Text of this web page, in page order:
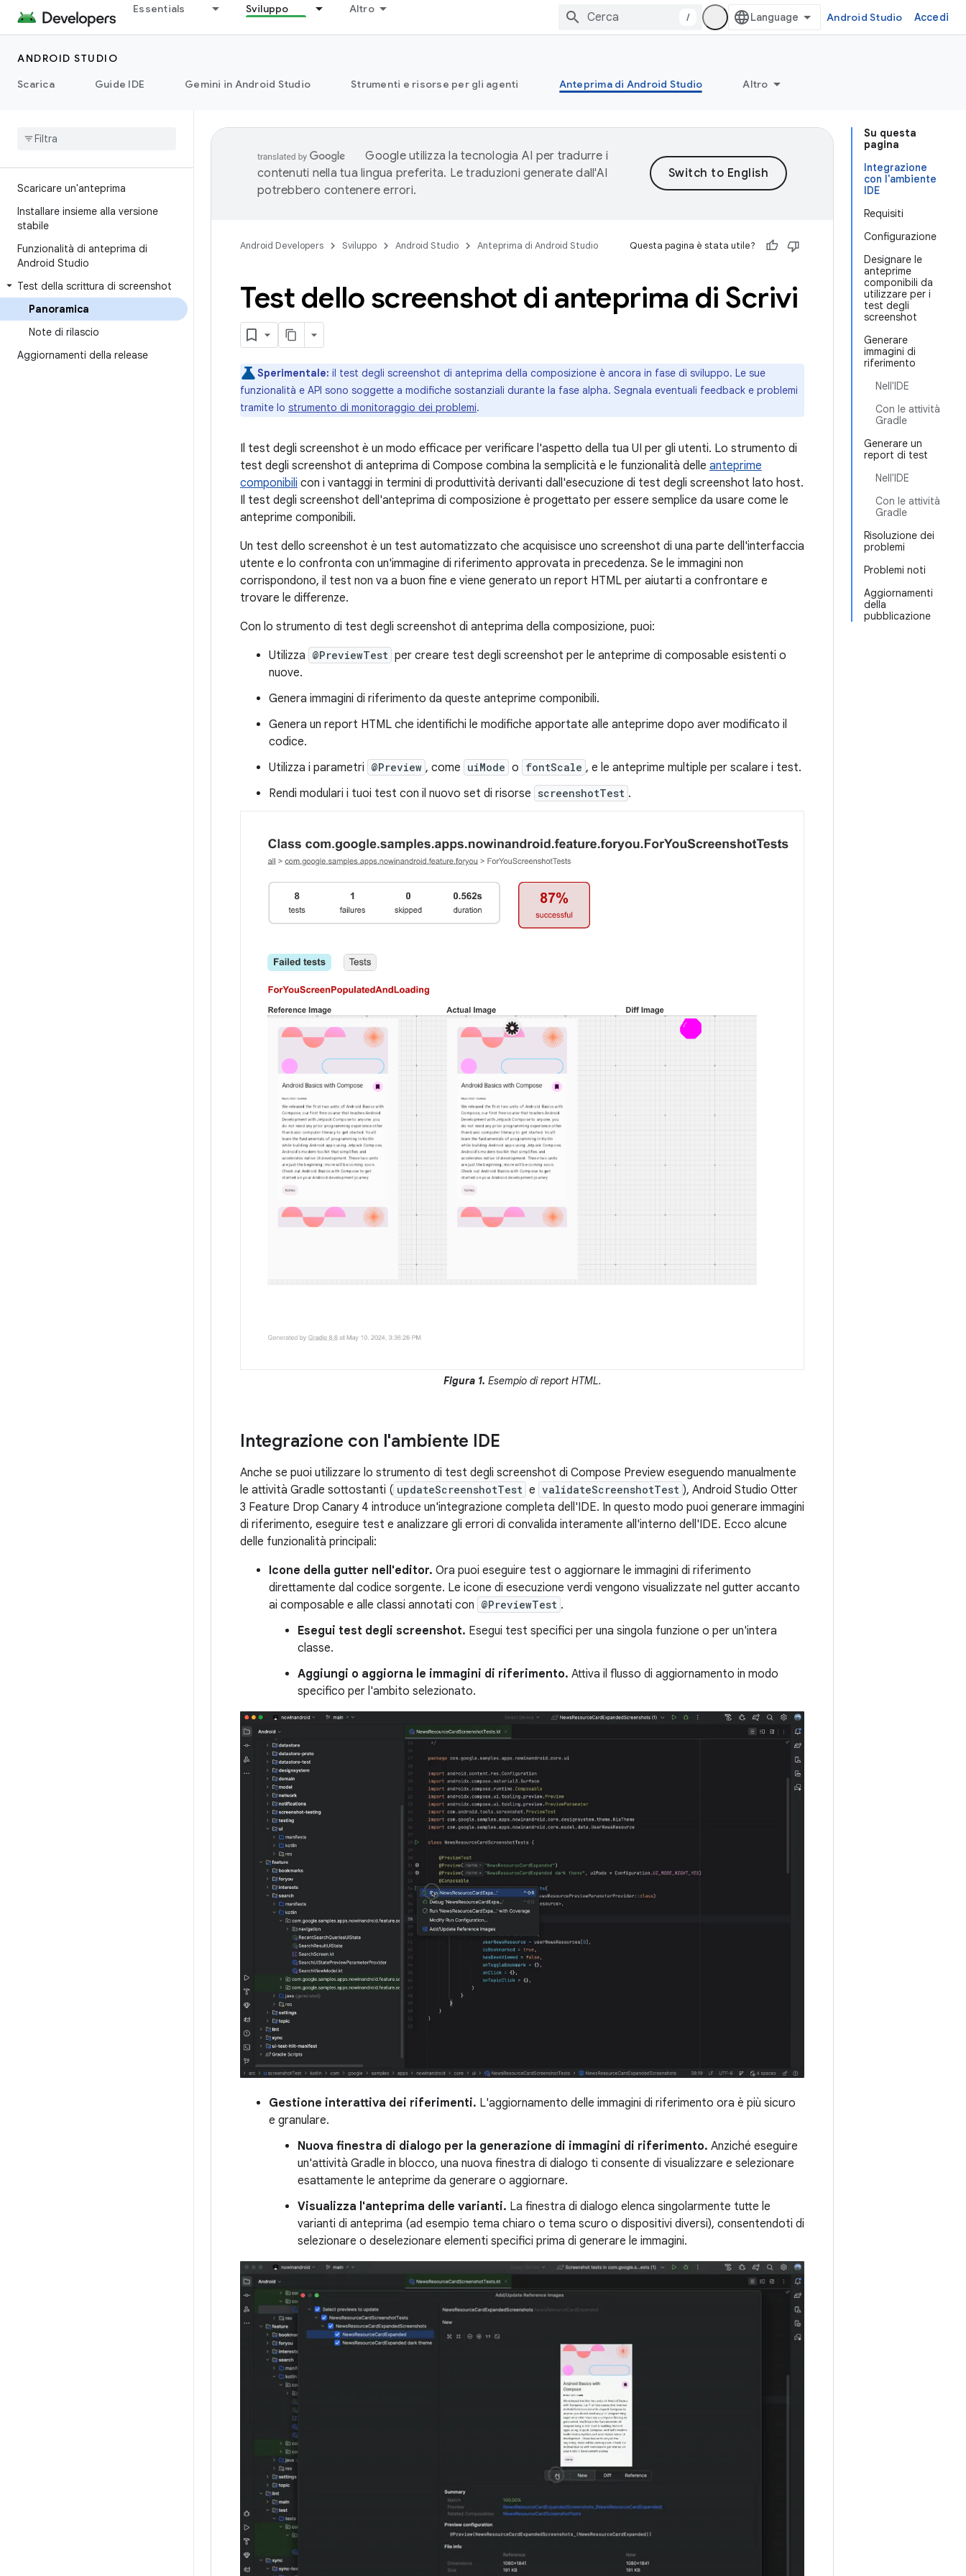
Essentials Sviluppo Altro
/ Android Studio Accedi
ANDROID STUDIO
Scarica
Guide IDE Gemini in Android Studio Strumenti e risorse per gli agenti Anteprima di Android Studio Altro
Scaricare un'anteprima
Installare insieme alla versione
stabile
Funzionalità di anteprima di
Android Studio
Test della scrittura di screenshot
Panoramica
Note di rilascio
Aggiornamenti della release
Su questa
pagina
Integrazione
con l'ambiente
IDE
Requisiti
Configurazione
Designare le
anteprime
componibili da
utilizzare per i
test degli
screenshot
Generare
immagini di
riferimento
Nell'IDE
Con le attività
Gradle
Generare un
report di test
Nell'IDE
Con le attività
Gradle
Risoluzione dei
problemi
Problemi noti
Aggiornamenti
della
pubblicazione
Google utilizza la tecnologia AI per tradurre i
contenuti nella tua lingua preferita. Le traduzioni generate dall'AI
potrebbero contenere errori.
Android Developers Sviluppo Android Studio Anteprima di Android Studio Questa pagina è stata utile?
Test dello screenshot di anteprima di Scrivi
Sperimentale: il test degli screenshot di anteprima della composizione è ancora in fase di sviluppo. Le sue
funzionalità e API sono soggette a modifiche sostanziali durante la fase alpha. Segnala eventuali feedback e problemi
tramite lo strumento di monitoraggio dei problemi.
Il test degli screenshot è un modo efficace per verificare l'aspetto della tua UI per gli utenti. Lo strumento di
test degli screenshot di anteprima di Compose combina la semplicità e le funzionalità delle anteprime
componibili con i vantaggi in termini di produttività derivanti dall'esecuzione di test degli screenshot lato host.
Il test degli screenshot dell'anteprima di composizione è progettato per essere semplice da usare come le
anteprime componibili.
Un test dello screenshot è un test automatizzato che acquisisce uno screenshot di una parte dell'interfaccia
utente e lo confronta con un'immagine di riferimento approvata in precedenza. Se le immagini non
corrispondono, il test non va a buon fine e viene generato un report HTML per aiutarti a confrontare e
trovare le differenze.
Con lo strumento di test degli screenshot di anteprima della composizione, puoi:
Utilizza @PreviewTest per creare test degli screenshot per le anteprime di composable esistenti o
nuove.
Genera immagini di riferimento da queste anteprime componibili.
Genera un report HTML che identifichi le modifiche apportate alle anteprime dopo aver modificato il
codice.
Utilizza i parametri @Preview , come uiMode o fontScale , e le anteprime multiple per scalare i test.
Rendi modulari i tuoi test con il nuovo set di risorse screenshotTest .
Figura 1. Esempio di report HTML.
Integrazione con l'ambiente IDE
Anche se puoi utilizzare lo strumento di test degli screenshot di Compose Preview eseguendo manualmente
le attività Gradle sottostanti ( updateScreenshotTest e validateScreenshotTest ), Android Studio Otter
3 Feature Drop Canary 4 introduce un'integrazione completa dell'IDE. In questo modo puoi generare immagini
di riferimento, eseguire test e analizzare gli errori di convalida interamente all'interno dell'IDE. Ecco alcune
delle funzionalità principali:
Icone della gutter nell'editor. Ora puoi eseguire test o aggiornare le immagini di riferimento
direttamente dal codice sorgente. Le icone di esecuzione verdi vengono visualizzate nel gutter accanto
ai composable e alle classi annotati con @PreviewTest .
Esegui test degli screenshot. Esegui test specifici per una singola funzione o per un'intera
classe.
Aggiungi o aggiorna le immagini di riferimento. Attiva il flusso di aggiornamento in modo
specifico per l'ambito selezionato.
Gestione interattiva dei riferimenti. L'aggiornamento delle immagini di riferimento ora è più sicuro
e granulare.
Nuova finestra di dialogo per la generazione di immagini di riferimento. Anziché eseguire
un'attività Gradle in blocco, una nuova finestra di dialogo ti consente di visualizzare e selezionare
esattamente le anteprime da generare o aggiornare.
Visualizza l'anteprima delle varianti. La finestra di dialogo elenca singolarmente tutte le
varianti di anteprima (ad esempio tema chiaro o tema scuro o dispositivi diversi), consentendoti di
selezionare o deselezionare elementi specifici prima di generare le immagini.